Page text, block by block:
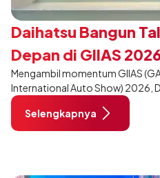
Daihatsu Bangun
Depan di GIIAS
Mengambil momentum GIIAS
International Auto Show) 2026,
komitmennya dalam
Manusia) melalui pendidikan
Membangun Negeri”. Komitmen
Selengkapnya